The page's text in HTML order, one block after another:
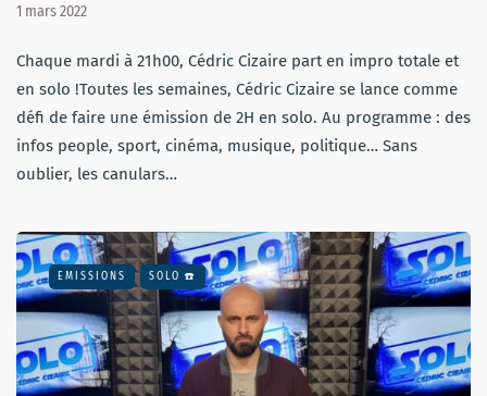
1 mars 2022
Chaque mardi à 21h00, Cédric Cizaire part en impro totale et
en solo !Toutes les semaines, Cédric Cizaire se lance comme
défi de faire une émission de 2H en solo. Au programme : des
infos people, sport, cinéma, musique, politique… Sans
oublier, les canulars…
EMISSIONS SOLO ☎️